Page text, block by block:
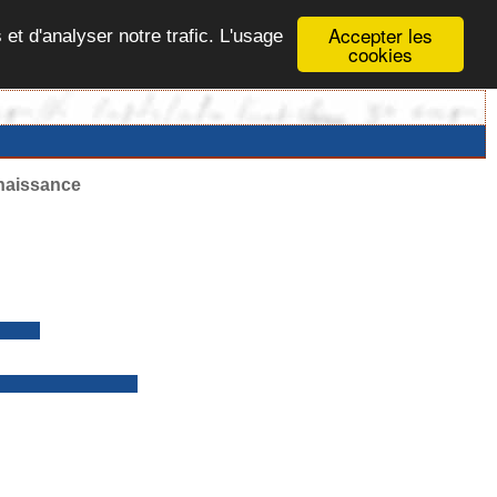
Accepter les
cookies
d'analyser notre trafic. L'usage